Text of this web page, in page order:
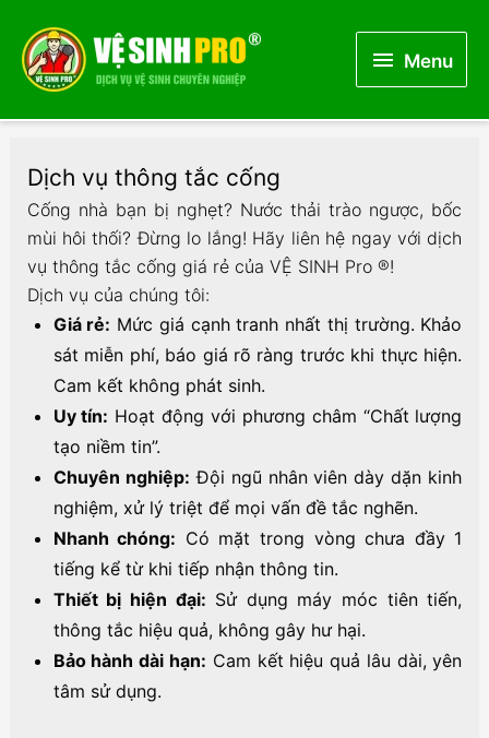
MenuMenu
Dịch vụ thông tắc cống
Cống nhà bạn bị nghẹt? Nước thải trào ngược, bốc
mùi hôi thối? Đừng lo lắng! Hãy liên hệ ngay với dịch
vụ thông tắc cống giá rẻ của VỆ SINH Pro ®!
Dịch vụ của chúng tôi:
Giá rẻ: Mức giá cạnh tranh nhất thị trường. Khảo
sát miễn phí, báo giá rõ ràng trước khi thực hiện.
Cam kết không phát sinh.
Uy tín: Hoạt động với phương châm “Chất lượng
tạo niềm tin”.
Chuyên nghiệp: Đội ngũ nhân viên dày dặn kinh
nghiệm, xử lý triệt để mọi vấn đề tắc nghẽn.
Nhanh chóng: Có mặt trong vòng chưa đầy 1
tiếng kể từ khi tiếp nhận thông tin.
Thiết bị hiện đại: Sử dụng máy móc tiên tiến,
thông tắc hiệu quả, không gây hư hại.
Bảo hành dài hạn: Cam kết hiệu quả lâu dài, yên
tâm sử dụng.